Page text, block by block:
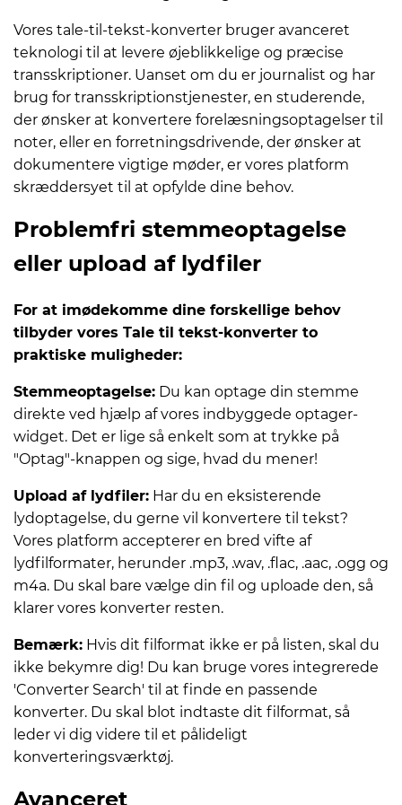
Vores tale-til-tekst-konverter bruger avanceret
teknologi til at levere øjeblikkelige og præcise
transskriptioner. Uanset om du er journalist og har
brug for transskriptionstjenester, en studerende,
der ønsker at konvertere forelæsningsoptagelser til
noter, eller en forretningsdrivende, der ønsker at
dokumentere vigtige møder, er vores platform
skræddersyet til at opfylde dine behov.
Problemfri stemmeoptagelse
eller upload af lydfiler
For at imødekomme dine forskellige behov
tilbyder vores Tale til tekst-konverter to
praktiske muligheder:
Stemmeoptagelse: Du kan optage din stemme
direkte ved hjælp af vores indbyggede optager-
widget. Det er lige så enkelt som at trykke på
"Optag"-knappen og sige, hvad du mener!
Upload af lydfiler: Har du en eksisterende
lydoptagelse, du gerne vil konvertere til tekst?
Vores platform accepterer en bred vifte af
lydfilformater, herunder .mp3, .wav, .flac, .aac, .ogg og
m4a. Du skal bare vælge din fil og uploade den, så
klarer vores konverter resten.
Bemærk: Hvis dit filformat ikke er på listen, skal du
ikke bekymre dig! Du kan bruge vores integrerede
'Converter Search' til at finde en passende
konverter. Du skal blot indtaste dit filformat, så
leder vi dig videre til et pålideligt
konverteringsværktøj.
Avanceret